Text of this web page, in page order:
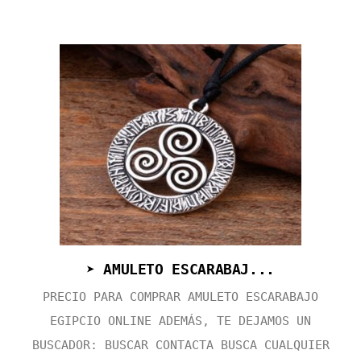
➤ AMULETO ESCARABAJ...
PRECIO PARA COMPRAR AMULETO ESCARABAJO
EGIPCIO ONLINE ADEMÁS, TE DEJAMOS UN
BUSCADOR: BUSCAR CONTACTA BUSCA CUALQUIER